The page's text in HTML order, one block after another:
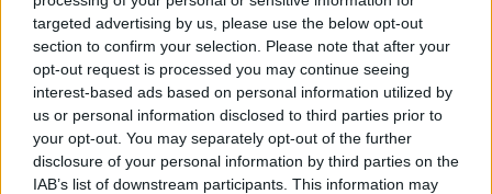
targeted advertising by us, please use the below opt-out
section to confirm your selection. Please note that after your
opt-out request is processed you may continue seeing
interest-based ads based on personal information utilized by
us or personal information disclosed to third parties prior to
your opt-out. You may separately opt-out of the further
disclosure of your personal information by third parties on the
IAB’s list of downstream participants. This information may
faticano a comprendere e adottare strategie
innovative, rallentando così la creazione di un
ecosistema ampio e collaborativo. La necessità di
formare e informare i retailer sull’importanza della
digitalizzazione è cruciale per massimizzare il
potenziale delle nuove tecnologie.